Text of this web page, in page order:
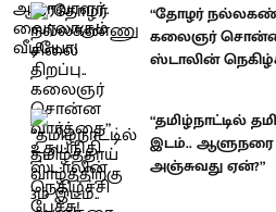
“தோழர்
கலைஞர் சொன்ன
ஸ்டாலின்
“தமிழ்நாட்டில்
இடம்.. ஆளுநரை
அஞ்சுவது ஏன்?”